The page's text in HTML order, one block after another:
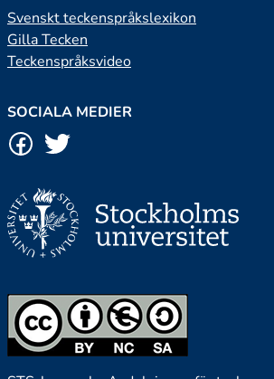
Svenskt teckenspråkslexikon
Gilla Tecken
Teckenspråksvideo
SOCIALA MEDIER